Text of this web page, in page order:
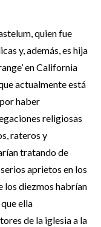
quien fue
y, además, es hija
en California
actualmente está
haber
religiosas
rateros y
tratando de
aprietos en los
los diezmos habrían
ella
de la iglesia a la